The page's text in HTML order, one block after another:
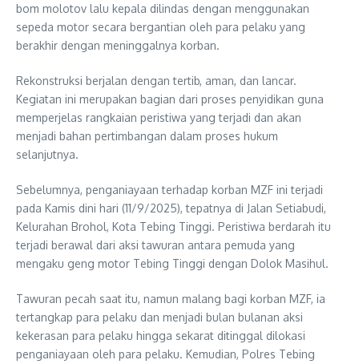
bom molotov lalu kepala dilindas dengan menggunakan
sepeda motor secara bergantian oleh para pelaku yang
berakhir dengan meninggalnya korban.
Rekonstruksi berjalan dengan tertib, aman, dan lancar.
Kegiatan ini merupakan bagian dari proses penyidikan guna
memperjelas rangkaian peristiwa yang terjadi dan akan
menjadi bahan pertimbangan dalam proses hukum
selanjutnya.
Sebelumnya, penganiayaan terhadap korban MZF ini terjadi
pada Kamis dini hari (11/9/2025), tepatnya di Jalan Setiabudi,
Kelurahan Brohol, Kota Tebing Tinggi. Peristiwa berdarah itu
terjadi berawal dari aksi tawuran antara pemuda yang
mengaku geng motor Tebing Tinggi dengan Dolok Masihul.
Tawuran pecah saat itu, namun malang bagi korban MZF, ia
tertangkap para pelaku dan menjadi bulan bulanan aksi
kekerasan para pelaku hingga sekarat ditinggal dilokasi
penganiayaan oleh para pelaku. Kemudian, Polres Tebing